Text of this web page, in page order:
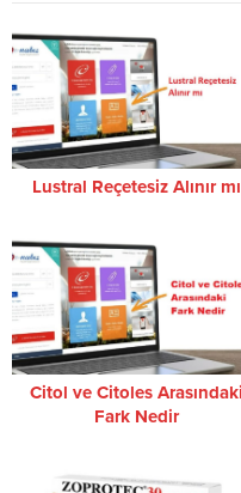
Lustral Reçetesiz Alınır mı
Citol ve Citoles Arasındaki
Fark Nedir